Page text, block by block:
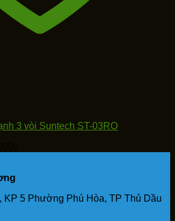
3 vòi Suntech ST-03RO
KP 5 Phường Phú Hòa, TP Thủ Dầu